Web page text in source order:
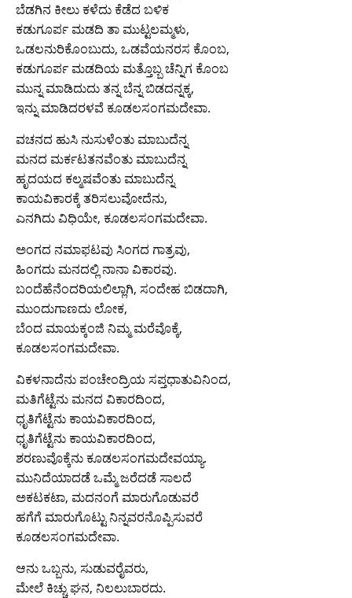
ಬೆಡಗಿನ ಕೀಲು ಕಳೆದು ಕೆಡೆದ ಬಳಿಕ
ಕಡುಗೂರ್ಪ ಮಡದಿ ತಾ ಮುಟ್ಟಲಮ್ಮಳು,
ಒಡಲನುರಿಕೊಂಬುದು, ಒಡವೆಯನರಸ ಕೊಂಬ,
ಕಡುಗೂರ್ಪ ಮಡದಿಯ ಮತ್ತೊಬ್ಬ ಚೆನ್ನಿಗ ಕೊಂಬ
ಮುನ್ನ ಮಾಡಿದುದು ತನ್ನ ಬೆನ್ನ ಬಿಡದನ್ನಕ್ಕ,
ಇನ್ನು ಮಾಡಿದರಳವೆ ಕೂಡಲಸಂಗಮದೇವಾ.
ವಚನದ ಹುಸಿ ನುಸುಳೆಂತು ಮಾಬುದೆನ್ನ
ಮನದ ಮರ್ಕಟತನವೆಂತು ಮಾಬುದೆನ್ನ
ಹೃದಯದ ಕಲ್ಮಷವೆಂತು ಮಾಬುದೆನ್ನ
ಕಾಯವಿಕಾರಕ್ಕೆ ತರಿಸಲುವೋದೆನು,
ಎನಗಿದು ವಿಧಿಯೇ, ಕೂಡಲಸಂಗಮದೇವಾ.
ಅಂಗದ ನಮಾಫಟವು ಸಿಂಗದ ಗಾತ್ರವು,
ಹಿಂಗದು ಮನದಲ್ಲಿ ನಾನಾ ವಿಕಾರವು.
ಬಂದೆಹೆನೆಂದರಿಯಲಿಲ್ಲಾಗಿ, ಸಂದೇಹ ಬಿಡದಾಗಿ,
ಮುಂದುಗಾಣದು ಲೋಕ,
ಬೆಂದ ಮಾಯಕ್ಕಂಜಿ ನಿಮ್ಮ ಮರೆವೊಕ್ಕೆ,
ಕೂಡಲಸಂಗಮದೇವಾ.
ವಿಕಳನಾದೆನು ಪಂಚೇಂದ್ರಿಯ ಸಪ್ತಧಾತುವಿನಿಂದ,
ಮತಿಗೆಟ್ಟೆನು ಮನದ ವಿಕಾರದಿಂದ,
ಧೃತಿಗೆಟ್ಟೆನು ಕಾಯವಿಕಾರದಿಂದ,
ಧೃತಿಗೆಟ್ಟೆನು ಕಾಯವಿಕಾರದಿಂದ,
ಶರಣುವೊಕ್ಕೆನು ಕೂಡಲಸಂಗಮದೇವಯ್ಯಾ.
ಮುನಿದೆಯಾದಡೆ ಒಮ್ಮೆ ಜರೆದಡೆ ಸಾಲದೆ
ಅಕಟಕಟಾ, ಮದನಂಗೆ ಮಾರುಗೊಡುವರೆ
ಹಗೆಗೆ ಮಾರುಗೊಟ್ಟು ನಿನ್ನವರನೊಪ್ಪಿಸುವರೆ
ಕೂಡಲಸಂಗಮದೇವಾ.
ಆನು ಒಬ್ಬನು, ಸುಡುವರೈವರು,
ಮೇಲೆ ಕಿಚ್ಚು ಘನ, ನಿಲಲುಬಾರದು.